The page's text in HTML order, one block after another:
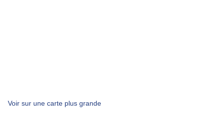
Voir sur une carte plus grande